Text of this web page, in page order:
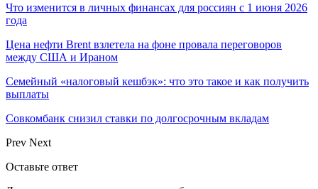
Что изменится в личных финансах для россиян с 1 июня 2026
года
Цена нефти Brent взлетела на фоне провала переговоров
между США и Ираном
Семейный «налоговый кешбэк»: что это такое и как получить
выплаты
Совкомбанк снизил ставки по долгосрочным вкладам
Prev Next
Оставьте ответ